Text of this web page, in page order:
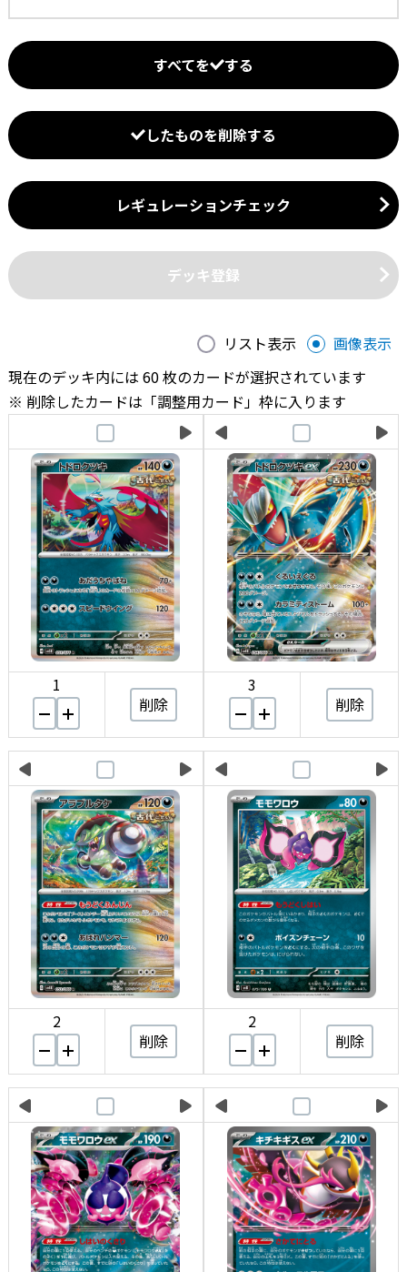
すべてを する
したものを削除する
レギュレーションチェック
デッキ登録
リスト表示
画像表示
現在のデッキ内には 60 枚のカードが選択されています
削除したカードは「調整用カード」枠に入ります
1
削除
3
削除
2
削除
2
削除